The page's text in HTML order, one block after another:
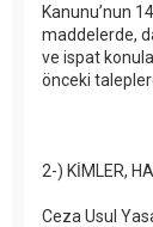
Kanunu’nun
maddelerde,
ve ispat
önceki
2-) KİMLER,
Ceza Usul